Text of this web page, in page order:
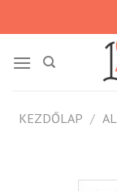
KEZDŐLAP /